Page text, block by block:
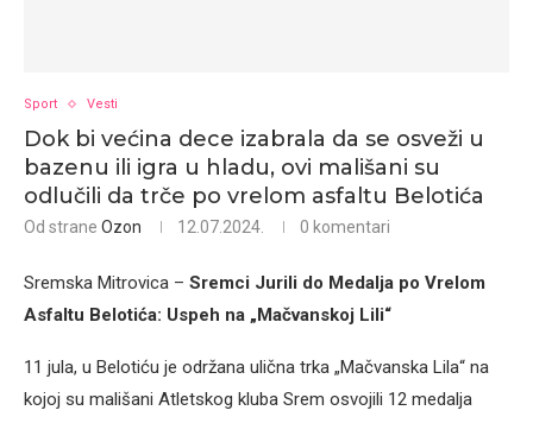
Sport Vesti
Dok bi većina dece izabrala da se osveži u
bazenu ili igra u hladu, ovi mališani su
odlučili da trče po vrelom asfaltu Belotića
Od strane Ozon 12.07.2024. 0 komentari
Sremska Mitrovica – Sremci Jurili do Medalja po Vrelom
Asfaltu Belotića: Uspeh na „Mačvanskoj Lili“
11 jula, u Belotiću je održana ulična trka „Mačvanska Lila“ na
kojoj su mališani Atletskog kluba Srem osvojili 12 medalja